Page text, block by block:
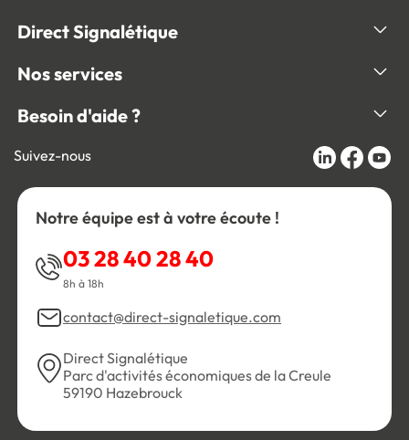
Direct Signalétique
Nos services
Besoin d'aide ?
Suivez-nous
Notre équipe est à votre écoute !
03 28 40 28 40
8h à 18h
contact@direct-signaletique.com
Direct Signalétique
Parc d'activités économiques de la Creule
59190 Hazebrouck